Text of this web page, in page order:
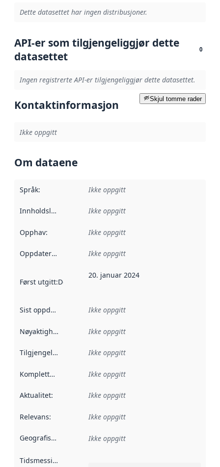
Dette datasettet har ingen distribusjoner.
API-er som tilgjengeliggjør dette
datasettet
0
Ingen registrerte API-er tilgjengeliggjør dette datasettet.
Skjul tomme rader
Kontaktinformasjon
Ikke oppgitt
Om dataene
Språk: Ikke oppgitt
Innholdsleverandører :
Ikke oppgitt
Opphav: Ikke oppgitt
Oppdateringsfrekvens :
Ikke oppgitt
Først utgitt:Denne datoen sier når dataene i dette
20. januar 2024
Sist oppdatert Ikke oppgitt
Nøyaktighet Ikke oppgitt
Tilgjengelighet Ikke oppgitt
Kompletthet Ikke oppgitt
Aktualitet: Ikke oppgitt
Relevans: Ikke oppgitt
Geografisk avgrensning :
Ikke oppgitt
Tidsmessig avgrensning